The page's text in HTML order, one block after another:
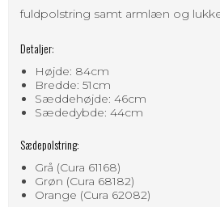
fuldpolstring samt armlæn og
Detaljer:
Højde: 84cm
Bredde: 51cm
Sæddehøjde: 46cm
Sædedybde: 44cm
Sædepolstring:
Grå (Cura 61168)
Grøn (Cura 68182)
Orange (Cura 62082)